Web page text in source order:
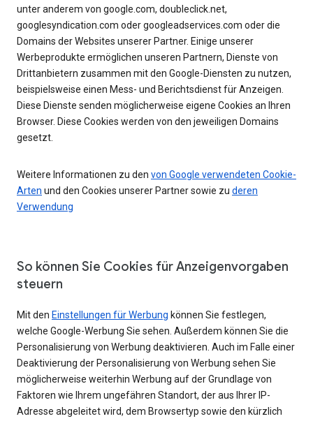
unter anderem von google.com, doubleclick.net,
googlesyndication.com oder googleadservices.com oder die
Domains der Websites unserer Partner. Einige unserer
Werbeprodukte ermöglichen unseren Partnern, Dienste von
Drittanbietern zusammen mit den Google-Diensten zu nutzen,
beispielsweise einen Mess- und Berichtsdienst für Anzeigen.
Diese Dienste senden möglicherweise eigene Cookies an Ihren
Browser. Diese Cookies werden von den jeweiligen Domains
gesetzt.
Weitere Informationen zu den von Google verwendeten Cookie-
Arten und den Cookies unserer Partner sowie zu deren
Verwendung
So können Sie Cookies für Anzeigenvorgaben
steuern
Mit den Einstellungen für Werbung können Sie festlegen,
welche Google-Werbung Sie sehen. Außerdem können Sie die
Personalisierung von Werbung deaktivieren. Auch im Falle einer
Deaktivierung der Personalisierung von Werbung sehen Sie
möglicherweise weiterhin Werbung auf der Grundlage von
Faktoren wie Ihrem ungefähren Standort, der aus Ihrer IP-
Adresse abgeleitet wird, dem Browsertyp sowie den kürzlich